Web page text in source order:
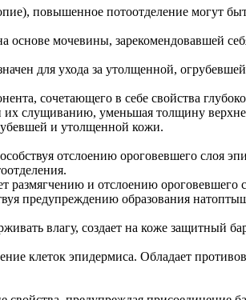
повышенное потоотделение могут
основе мочевины, зарекомендовавшей
для ухода за утолщенной,
сочетающего в себе свойства
слущиванию, уменьшая толщину
и утолщенной кожи.
отслоению ороговевшего слоя
размягчению и отслоению
предупреждению образования
влагу, создает на коже защитный
клеток эпидермиса. Обладает